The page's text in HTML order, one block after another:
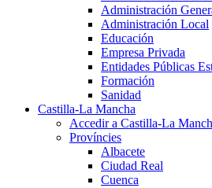
Administración
Administración Local
Educación
Empresa Privada
Entidades Públicas
Formación
Sanidad
Castilla-La Mancha
Accedir a Castilla-La
Províncies
Albacete
Ciudad Real
Cuenca